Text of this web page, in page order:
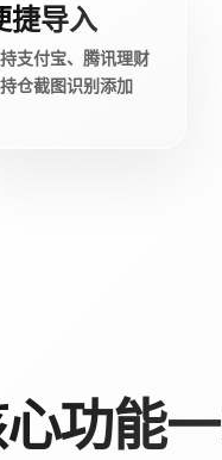
捷导入
支付宝、腾讯理财
仓截图识别添加
功能